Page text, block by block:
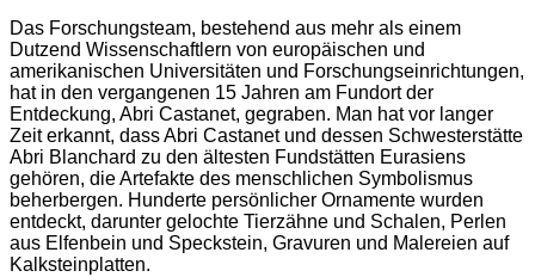
Das Forschungsteam, bestehend aus mehr als einem
Dutzend Wissenschaftlern von europäischen und
amerikanischen Universitäten und Forschungseinrichtungen,
hat in den vergangenen 15 Jahren am Fundort der
Entdeckung, Abri Castanet, gegraben. Man hat vor langer
Zeit erkannt, dass Abri Castanet und dessen Schwesterstätte
Abri Blanchard zu den ältesten Fundstätten Eurasiens
gehören, die Artefakte des menschlichen Symbolismus
beherbergen. Hunderte persönlicher Ornamente wurden
entdeckt, darunter gelochte Tierzähne und Schalen, Perlen
aus Elfenbein und Speckstein, Gravuren und Malereien auf
Kalksteinplatten.